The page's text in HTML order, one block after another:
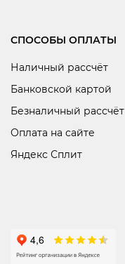
СПОСОБЫ ОПЛАТЫ
Наличный рассчёт
Банковской картой
Безналичный рассчёт
Оплата на сайте
Яндекс Сплит